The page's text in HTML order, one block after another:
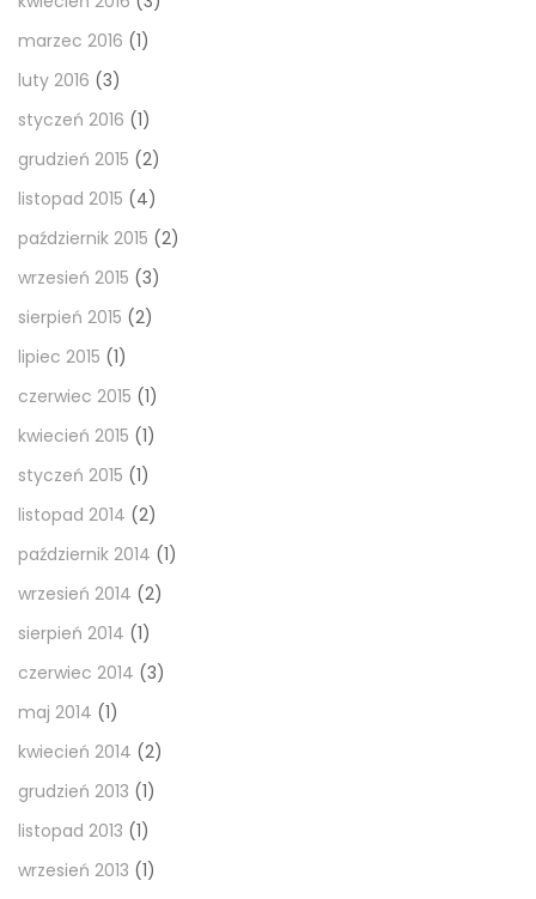
marzec 2016 (1)
luty 2016 (3)
styczeń 2016 (1)
grudzień 2015 (2)
listopad 2015 (4)
październik 2015 (2)
wrzesień 2015 (3)
sierpień 2015 (2)
lipiec 2015 (1)
czerwiec 2015 (1)
kwiecień 2015 (1)
styczeń 2015 (1)
listopad 2014 (2)
październik 2014 (1)
wrzesień 2014 (2)
sierpień 2014 (1)
czerwiec 2014 (3)
maj 2014 (1)
kwiecień 2014 (2)
grudzień 2013 (1)
listopad 2013 (1)
wrzesień 2013 (1)